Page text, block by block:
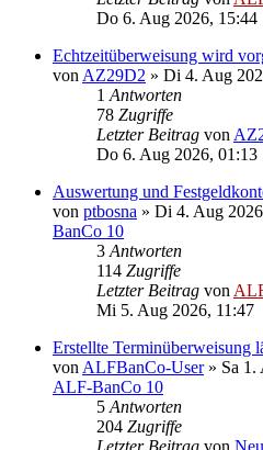
Do 6. Aug 2026, 15:44
Echtzeitüberweisung wird
von AZ29D2 » Di 4. Aug
1 Antworten
78 Zugriffe
Letzter Beitrag von
Do 6. Aug 2026, 01:13
Auswertung und
von ptbosna » Di 4. Aug
BanCo 10
3 Antworten
114 Zugriffe
Letzter Beitrag von
Mi 5. Aug 2026, 11:47
Erstellte Terminüberweisung
von ALFBanCo-User» Sa 1.
ALF-BanCo 10
5 Antworten
204 Zugriffe
Letzter Beitrag von